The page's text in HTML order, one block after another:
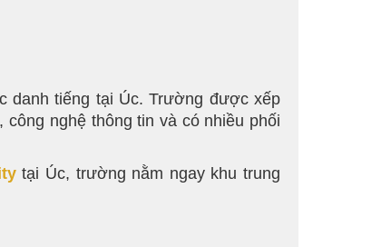
danh tiếng tại Úc. Trường được xếp
nghệ thông tin và có nhiều phối
tại Úc, trường nằm ngay khu trung